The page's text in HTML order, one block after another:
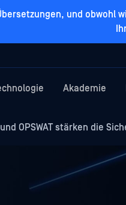
und obwohl
Akademie
OPSWAT stärken die